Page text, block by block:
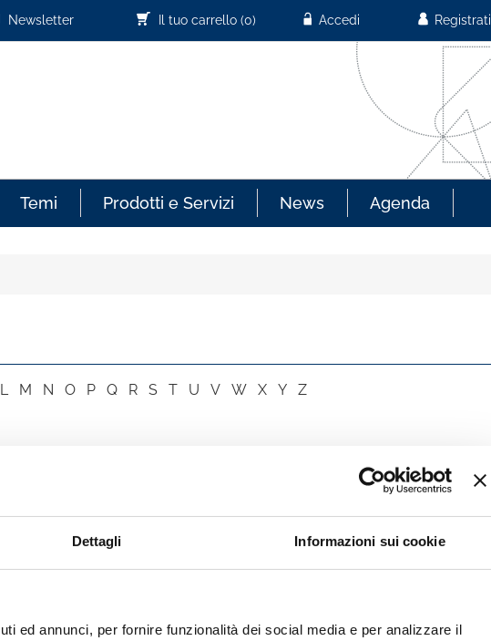
Dettagli Informazioni sui cookie
ed annunci, per fornire funzionalità dei social media e per analizzare il
Registrati
Accedi
Il tuo carrello (0)
Newsletter
Temi Prodotti e Servizi News Agenda
L M N O P Q R S T U V W X Y Z